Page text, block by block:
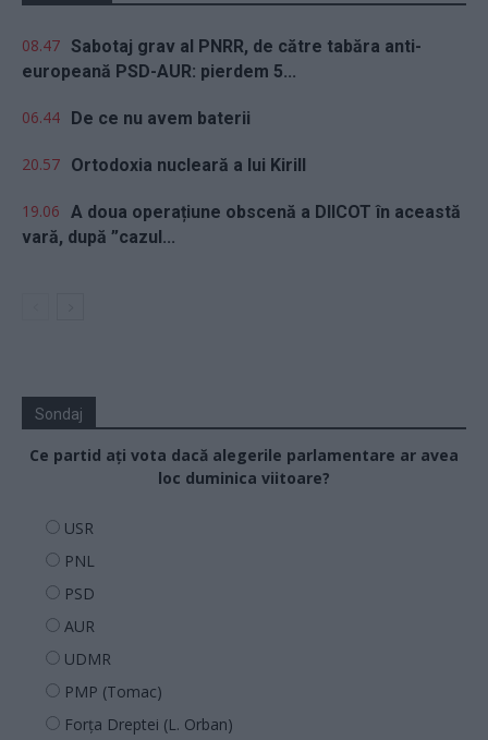
08.47 Sabotaj grav al PNRR, de către tabăra anti-
europeană PSD-AUR: pierdem 5...
06.44 De ce nu avem baterii
20.57 Ortodoxia nucleară a lui Kirill
19.06 A doua operațiune obscenă a DIICOT în această
vară, după ”cazul...
Sondaj
Ce partid ați vota dacă alegerile parlamentare ar avea
loc duminica viitoare?
USR
PNL
PSD
AUR
UDMR
PMP (Tomac)
Forța Dreptei (L. Orban)